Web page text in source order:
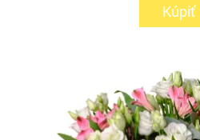
Kúpiť